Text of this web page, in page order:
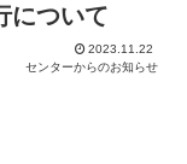
について
2023.11.22
センターからのお知らせ